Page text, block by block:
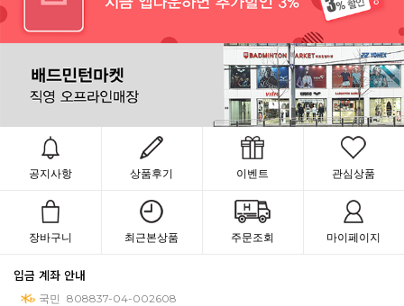
공지사항 상품후기 이벤트 관심상품
장바구니 최근본상품 주문조회 마이페이지
입금 계좌 안내
국민 808837-04-002608